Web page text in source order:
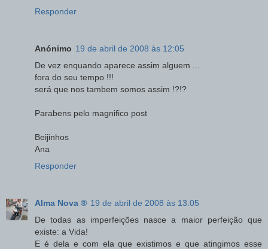
Responder
Anónimo 19 de abril de 2008 às 12:05
De vez enquando aparece assim alguem ...
fora do seu tempo !!!
será que nos tambem somos assim !?!?
Parabens pelo magnifico post
Beijinhos
Ana
Responder
Alma Nova ® 19 de abril de 2008 às 13:05
De todas as imperfeições nasce a maior perfeição que
existe: a Vida!
E é dela e com ela que existimos e que atingimos esse